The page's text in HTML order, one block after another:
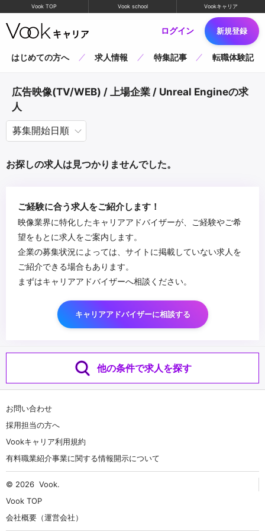
Vook TOP Vook school Vookキャリア
ログイン 新規登録
はじめての方へ 求人情報 特集記事 転職体験記
広告映像(TV/WEB) / 上場企業 / Unreal Engineの求
人
お探しの求人は見つかりませんでした。
ご経験に合う求人をご紹介します！
映像業界に特化したキャリアアドバイザーが、ご経験やご希
望をもとに求人をご案内します。
企業の募集状況によっては、サイトに掲載していない求人を
ご紹介できる場合もあります。
まずはキャリアアドバイザーへ相談ください。
キャリアアドバイザーに相談する
他の条件で求人を探す
お問い合わせ
採用担当の方へ
Vookキャリア利用規約
有料職業紹介事業に関する情報開示について
© 2026 Vook.
Vook TOP
会社概要（運営会社）